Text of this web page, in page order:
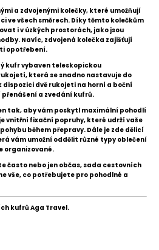
a zdvojenými kolečky, které umožňují
ve všech směrech. Díky těmto kolečkům
i v úzkých prostorách, jako jsou
Navíc, zdvojená kolečka zajišťují
opotřebení.
kufr vybaven teleskopickou
která se snadno nastavuje do
dispozici dvě rukojeti na horní a boční
a zvedání kufrů.
tak, aby vám poskytl maximální pohodlí
vnitřní fixační popruhy, které udrží vaše
během přepravy. Dále je zde dělicí
vám umožní oddělit různé typy oblečení
organizované.
často nebo jen občas, sada cestovních
vše, co potřebujete pro pohodlné a
kufrů Aga Travel.